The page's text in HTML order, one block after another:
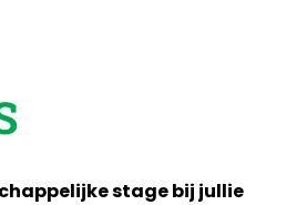
stage bij jullie